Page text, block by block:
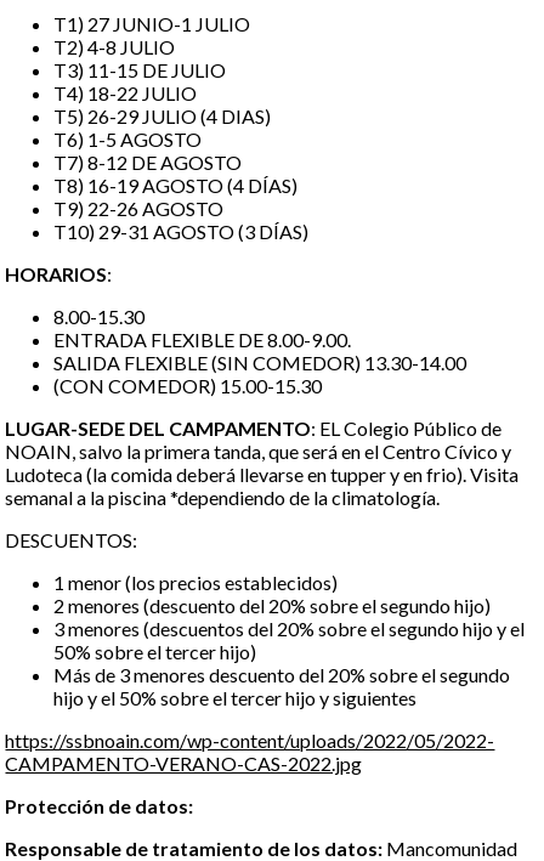
T1) 27 JUNIO-1 JULIO
T2) 4-8 JULIO
T3) 11-15 DE JULIO
T4) 18-22 JULIO
T5) 26-29 JULIO (4 DIAS)
T6) 1-5 AGOSTO
T7) 8-12 DE AGOSTO
T8) 16-19 AGOSTO (4 DÍAS)
T9) 22-26 AGOSTO
T10) 29-31 AGOSTO (3 DÍAS)
HORARIOS:
8.00-15.30
ENTRADA FLEXIBLE DE 8.00-9.00.
SALIDA FLEXIBLE (SIN COMEDOR) 13.30-14.00
(CON COMEDOR) 15.00-15.30
LUGAR-SEDE DEL CAMPAMENTO: EL Colegio Público de
NOAIN, salvo la primera tanda, que será en el Centro Cívico y
Ludoteca (la comida deberá llevarse en tupper y en frio). Visita
semanal a la piscina *dependiendo de la climatología.
DESCUENTOS:
1 menor (los precios establecidos)
2 menores (descuento del 20% sobre el segundo hijo)
3 menores (descuentos del 20% sobre el segundo hijo y el
50% sobre el tercer hijo)
Más de 3 menores descuento del 20% sobre el segundo
hijo y el 50% sobre el tercer hijo y siguientes
https://ssbnoain.com/wp-content/uploads/2022/05/2022-
CAMPAMENTO-VERANO-CAS-2022.jpg
Protección de datos:
Responsable de tratamiento de los datos: Mancomunidad